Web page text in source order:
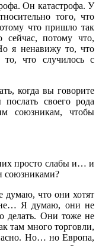
Он катастрофа. У
того, что
что пришло так
потому что,
я ненавижу то, что
что случилось с
когда вы говорите
своего рода
союзникам, чтобы
просто слабы и… и
союзниками?
что они хотят
не… Я думаю, они не
делать. Они тоже не
там много торговли,
Но… но Европа,